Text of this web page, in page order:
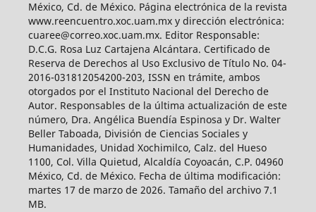
México, Cd. de México. Página electrónica de la revista
www.reencuentro.xoc.uam.mx y dirección electrónica:
cuaree@correo.xoc.uam.mx. Editor Responsable:
D.C.G. Rosa Luz Cartajena Alcántara. Certificado de
Reserva de Derechos al Uso Exclusivo de Título No. 04-
2016-031812054200-203, ISSN en trámite, ambos
otorgados por el Instituto Nacional del Derecho de
Autor. Responsables de la última actualización de este
número, Dra. Angélica Buendía Espinosa y Dr. Walter
Beller Taboada, División de Ciencias Sociales y
Humanidades, Unidad Xochimilco, Calz. del Hueso
1100, Col. Villa Quietud, Alcaldía Coyoacán, C.P. 04960
México, Cd. de México. Fecha de última modificación:
martes 17 de marzo de 2026. Tamaño del archivo 7.1
MB.